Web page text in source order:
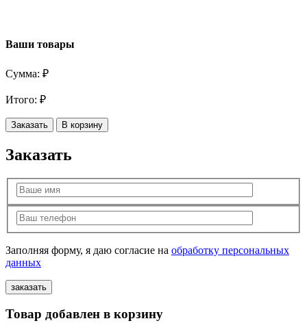
Ваши товары
Сумма: ₽
Итого: ₽
Заказать В корзину
Заказать
Заполняя форму, я даю согласие на обработку персональных
данных
Товар добавлен в корзину